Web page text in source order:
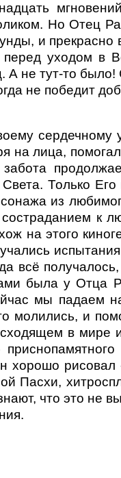
Но Отец
и
уходом в
А не тут-то
не победит
сердечному
на лица,
Только
из
к
на этого
всё
была у Отца
мы падаем
молились, и
в мире
рисовал
Пасхи,
что это не